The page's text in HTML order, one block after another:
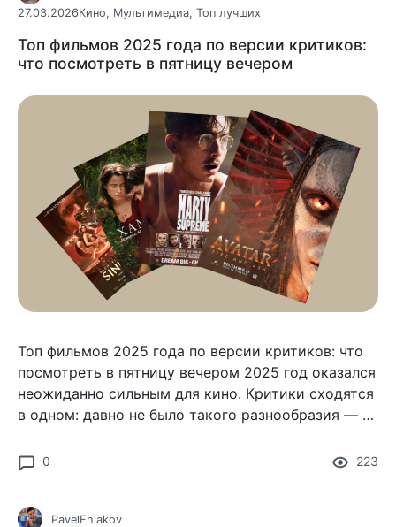
27.03.2026Кино, Мультимедиа, Топ лучших
Топ фильмов 2025 года по версии критиков:
что посмотреть в пятницу вечером
Топ фильмов 2025 года по версии критиков: что
посмотреть в пятницу вечером 2025 год оказался
неожиданно сильным для кино. Критики сходятся
в одном: давно не было такого разнообразия — от
работ
223
0
PavelEhlakov